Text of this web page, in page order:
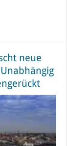
neue